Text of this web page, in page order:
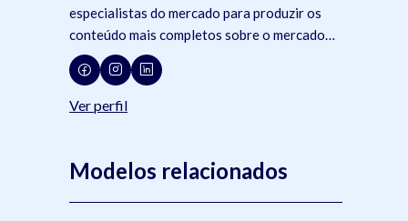
especialistas do mercado para produzir os
conteúdo mais completos sobre o mercado
jurídico, tecnologia e advocacia.
Ver perfil
Modelos relacionados